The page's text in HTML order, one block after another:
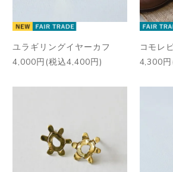
ユラギリングイヤーカフ
4,000円(税込4,400円)
コモレ
4,300